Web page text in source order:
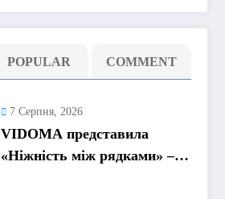
POPULAR COMMENT
7 Серпня, 2026
VIDOMA представила
«Ніжність між рядками» –